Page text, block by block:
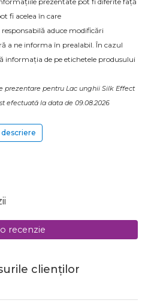
fi acelea în care
aduce modificări
a ne informa în prealabil. În cazul
informația de pe etichetele produsului
pentru Lac unghii Silk Effect
efectuată la data de 09.08.2026
recenzie
clienților